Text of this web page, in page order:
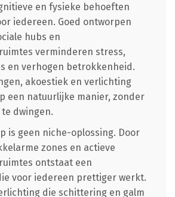
en fysieke behoeften
iedereen. Goed ontworpen
hubs en
verminderen stress,
en verhogen betrokkenheid.
akoestiek en verlichting
een natuurlijke manier, zonder
dwingen.
is geen niche-oplossing. Door
zones en actieve
ontstaat een
voor iedereen prettiger werkt.
die schittering en galm